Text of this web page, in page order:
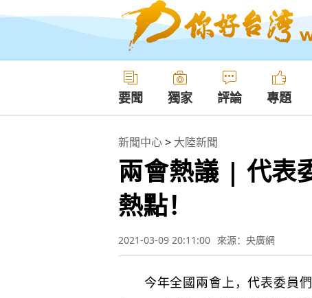
要聞 獨家 評論 專題
新聞中心> 大陸新聞
兩會熱議 | 代表
熱點！
2021-03-09 20:11:00 來源：央廣網
今年全國兩會上，代表委員們